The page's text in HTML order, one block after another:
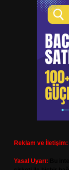
Reklam ve İletişim:
Yasal Uyarı: